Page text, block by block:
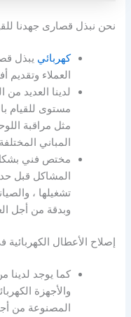
نحن نبذل قصارى جهدنا
كهربائي يبذل
العملاء وتقديم
لدينا العديد
مستوى للقيام
مثل مراقبة
المباني
مختص فني
المشاكل قبل
تشغيلها ،
وبدقة من أجل
إصلاح الأعطال الكهربائية
كما يوجد لدينا
والأجهزة
المصنوعة من